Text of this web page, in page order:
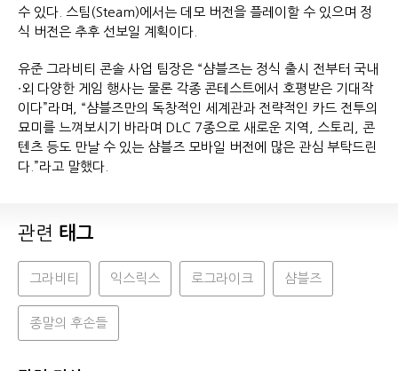
수 있다. 스팀(Steam)에서는 데모 버전을 플레이할 수 있으며 정
식 버전은 추후 선보일 계획이다.
유준 그라비티 콘솔 사업 팀장은 “샴블즈는 정식 출시 전부터 국내
∙외 다양한 게임 행사는 물론 각종 콘테스트에서 호평받은 기대작
이다”라며, “샴블즈만의 독창적인 세계관과 전략적인 카드 전투의
묘미를 느껴보시기 바라며 DLC 7종으로 새로운 지역, 스토리, 콘
텐츠 등도 만날 수 있는 샴블즈 모바일 버전에 많은 관심 부탁드린
다.”라고 말했다.
관련 태그
그라비티 익스릭스 로그라이크 샴블즈
종말의 후손들